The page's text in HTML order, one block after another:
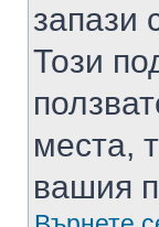
запази
Този
места,
вашия